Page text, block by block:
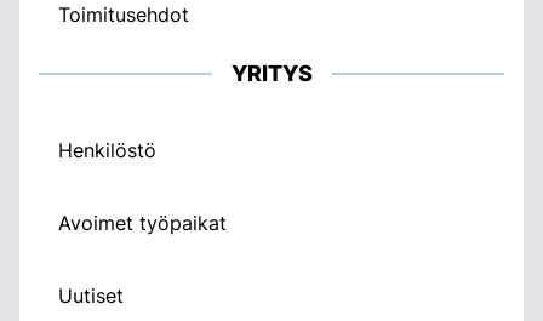
Toimitusehdot
YRITYS
Henkilöstö
Avoimet työpaikat
Uutiset